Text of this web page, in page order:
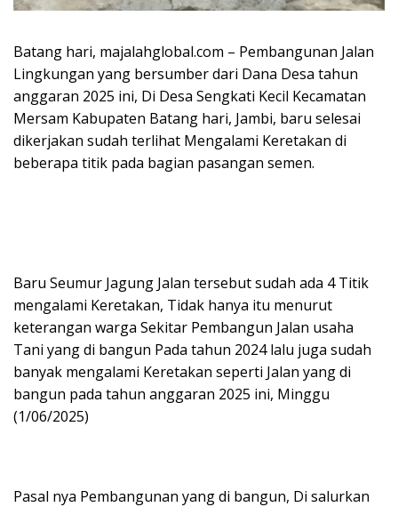
Batang hari, majalahglobal.com – Pembangunan Jalan
Lingkungan yang bersumber dari Dana Desa tahun
anggaran 2025 ini, Di Desa Sengkati Kecil Kecamatan
Mersam Kabupaten Batang hari, Jambi, baru selesai
dikerjakan sudah terlihat Mengalami Keretakan di
beberapa titik pada bagian pasangan semen.
Baru Seumur Jagung Jalan tersebut sudah ada 4 Titik
mengalami Keretakan, Tidak hanya itu menurut
keterangan warga Sekitar Pembangun Jalan usaha
Tani yang di bangun Pada tahun 2024 lalu juga sudah
banyak mengalami Keretakan seperti Jalan yang di
bangun pada tahun anggaran 2025 ini, Minggu
(1/06/2025)
Pasal nya Pembangunan yang di bangun, Di salurkan